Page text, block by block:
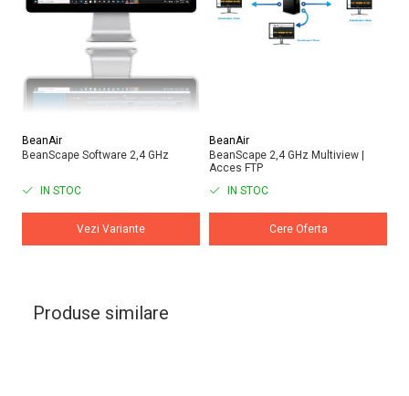
BeanAir
BeanScape Software 2,4 GHz
IN STOC
Vezi Variante
BeanAir
BeanScape 2,4 GHz Multiview |
Acces FTP
IN STOC
Cere Oferta
Produse similare